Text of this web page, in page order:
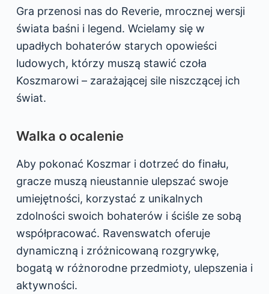
Gra przenosi nas do Reverie, mrocznej wersji
świata baśni i legend. Wcielamy się w
upadłych bohaterów starych opowieści
ludowych, którzy muszą stawić czoła
Koszmarowi – zarażającej sile niszczącej ich
świat.
Walka o ocalenie
Aby pokonać Koszmar i dotrzeć do finału,
gracze muszą nieustannie ulepszać swoje
umiejętności, korzystać z unikalnych
zdolności swoich bohaterów i ściśle ze sobą
współpracować. Ravenswatch oferuje
dynamiczną i zróżnicowaną rozgrywkę,
bogatą w różnorodne przedmioty, ulepszenia i
aktywności.